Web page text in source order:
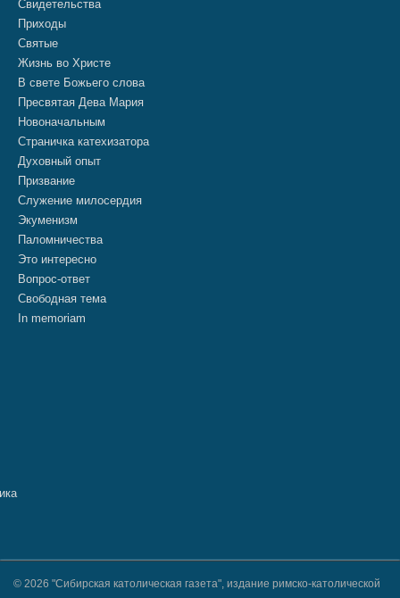
Свидетельства
Приходы
Святые
Жизнь во Христе
В свете Божьего слова
Пресвятая Дева Мария
Новоначальным
Страничка катехизатора
Духовный опыт
Призвание
Служение милосердия
Экуменизм
Паломничества
Это интересно
Вопрос-ответ
Свободная тема
In memoriam
© 2026 "Сибирская католическая газета", издание римско-католической